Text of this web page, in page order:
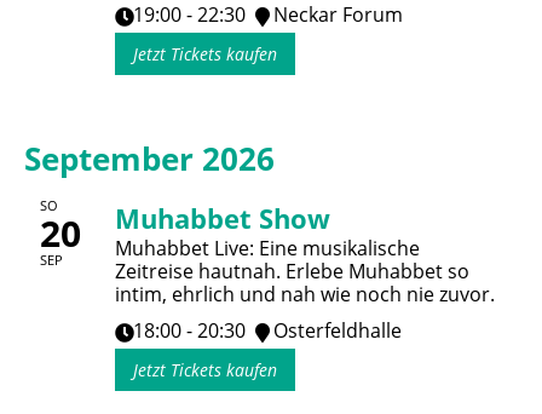
19:00 - 22:30
Neckar Forum
Jetzt Tickets kaufen
September 2026
SO
20
SEP
Muhabbet Show
Muhabbet Live: Eine musikalische
Zeitreise hautnah. Erlebe Muhabbet so
intim, ehrlich und nah wie noch nie zuvor.
18:00 - 20:30
Osterfeldhalle
Jetzt Tickets kaufen